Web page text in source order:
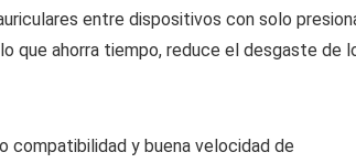
entre dispositivos con solo
que ahorra tiempo, reduce el desgaste de
compatibilidad y buena velocidad de